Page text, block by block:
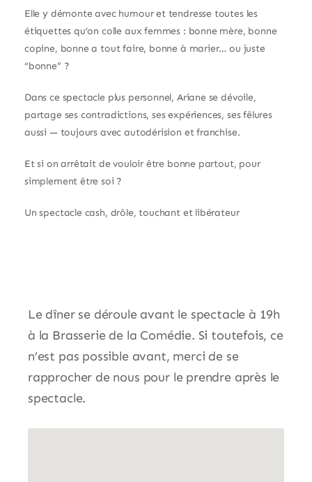
Elle y démonte avec humour et tendresse toutes les
étiquettes qu’on colle aux femmes : bonne mère, bonne
copine, bonne a tout faire, bonne à marier… ou juste
“bonne” ?
Dans ce spectacle plus personnel, Ariane se dévoile,
partage ses contradictions, ses expériences, ses fêlures
aussi — toujours avec autodérision et franchise.
Et si on arrêtait de vouloir être bonne partout, pour
simplement être soi ?
Un spectacle cash, drôle, touchant et libérateur
Le dîner se déroule avant le spectacle à 19h
à la Brasserie de la Comédie. Si toutefois, ce
n’est pas possible avant, merci de se
rapprocher de nous pour le prendre après le
spectacle.